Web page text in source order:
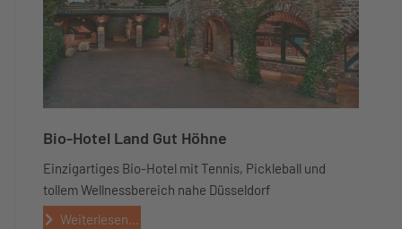
Bio-Hotel Land Gut Höhne
Einzigartiges Bio-Hotel mit Tennis, Pickleball und
tollem Wellnessbereich nahe Düsseldorf
Weiterlesen...